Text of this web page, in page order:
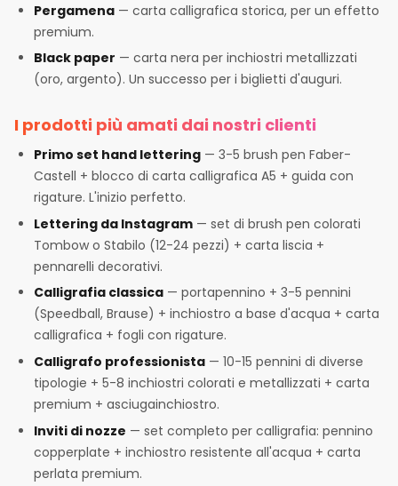
Pergamena — carta calligrafica storica, per un effetto
premium.
Black paper — carta nera per inchiostri metallizzati
(oro, argento). Un successo per i biglietti d'auguri.
I prodotti più amati dai nostri clienti
Primo set hand lettering — 3-5 brush pen Faber-
Castell + blocco di carta calligrafica A5 + guida con
rigature. L'inizio perfetto.
Lettering da Instagram — set di brush pen colorati
Tombow o Stabilo (12-24 pezzi) + carta liscia +
pennarelli decorativi.
Calligrafia classica — portapennino + 3-5 pennini
(Speedball, Brause) + inchiostro a base d'acqua + carta
calligrafica + fogli con rigature.
Calligrafo professionista — 10-15 pennini di diverse
tipologie + 5-8 inchiostri colorati e metallizzati + carta
premium + asciugainchiostro.
Inviti di nozze — set completo per calligrafia: pennino
copperplate + inchiostro resistente all'acqua + carta
perlata premium.